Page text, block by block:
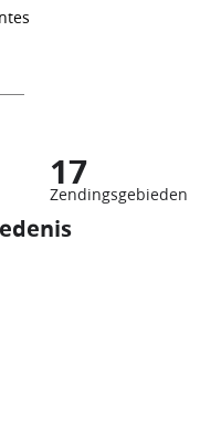
17
Zendingsgebieden